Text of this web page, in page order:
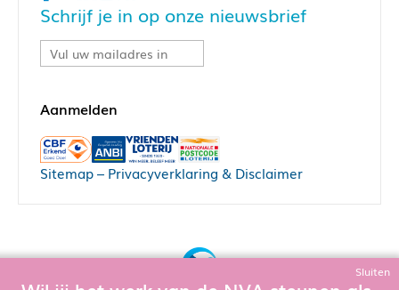
Schrijf je in op onze nieuwsbrief
Sitemap– Privacyverklaring & Disclaimer
Sluiten